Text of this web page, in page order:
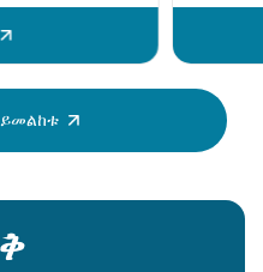
ከመከሰቱ
ሰው
ማወቅ